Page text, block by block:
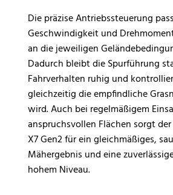
Die präzise Antriebssteuerung
Geschwindigkeit und
an die jeweiligen
Dadurch bleibt die Spurführung
Fahrverhalten ruhig und
gleichzeitig die empfindliche
wird. Auch bei regelmäßigem
anspruchsvollen Flächen sorgt
X7 Gen2 für ein gleichmäßiges,
Mähergebnis und eine
hohem Niveau.